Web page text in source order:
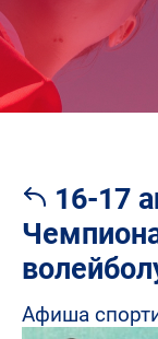
16-17
Афиша